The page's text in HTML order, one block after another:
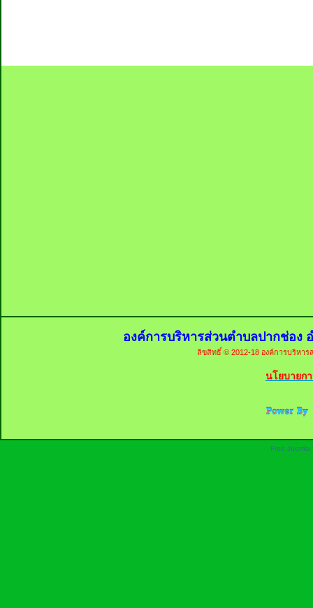
องค์การบริหารส่วนตำบลปากช่อง
ลิขสิทธิ์ © 2012-18 องค์การบริหา
นโยบายก
Free